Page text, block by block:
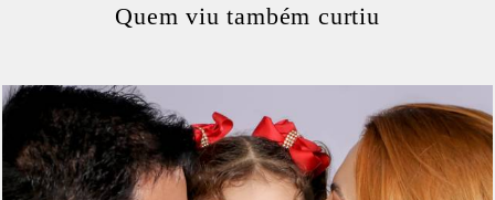
Quem viu também curtiu